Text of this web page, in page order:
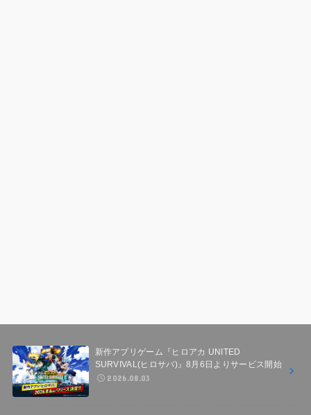
新作アプリゲーム『ヒロアカ UNITED
SURVIVAL(ヒロサバ)』8月6日よりサービス開始
2026.08.03